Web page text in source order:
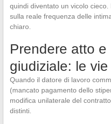
quindi diventato un vicolo
sulla reale frequenza delle
chiaro.
Prendere atto e
giudiziale: le
Quando il datore di lavoro
(mancato pagamento dello
modifica unilaterale del
distinti.